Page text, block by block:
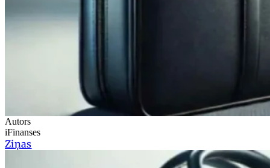
Autors
iFinanses
Ziņas